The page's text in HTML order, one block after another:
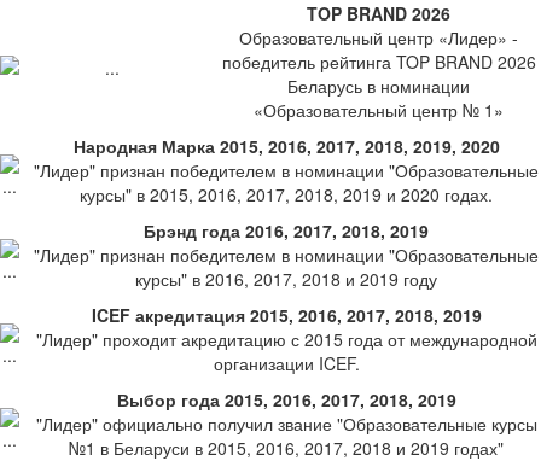
TOP BRAND 2026
Образовательный центр «Лидер» -
победитель рейтинга TOP BRAND 2026
Беларусь в номинации
«Образовательный центр № 1»
Народная Марка 2015, 2016, 2017, 2018, 2019, 2020
"Лидер" признан победителем в номинации "Образовательные
курсы" в 2015, 2016, 2017, 2018, 2019 и 2020 годах.
Брэнд года 2016, 2017, 2018, 2019
"Лидер" признан победителем в номинации "Образовательные
курсы" в 2016, 2017, 2018 и 2019 году
ICEF акредитация 2015, 2016, 2017, 2018, 2019
"Лидер" проходит акредитацию с 2015 года от международной
организации ICEF.
Выбор года 2015, 2016, 2017, 2018, 2019
"Лидер" официально получил звание "Образовательные курсы
№1 в Беларуси в 2015, 2016, 2017, 2018 и 2019 годах"